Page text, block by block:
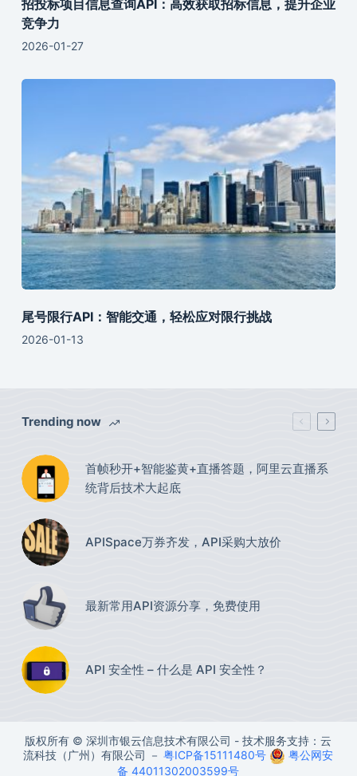
招投标项目信息查询API：高效获取招标信息，提升企业
竞争力
2026-01-27
尾号限行API：智能交通，轻松应对限行挑战
2026-01-13
Trending now
首帧秒开+智能鉴黄+直播答题，阿里云直播系
统背后技术大起底
APISpace万券齐发，API采购大放价
最新常用API资源分享，免费使用​
API 安全性 – 什么是 API 安全性？
版权所有 © 深圳市银云信息技术有限公司 - 技术服务支持：云
流科技（广州）有限公司 －粤ICP备15111480号
粤公网安
备 44011302003599号